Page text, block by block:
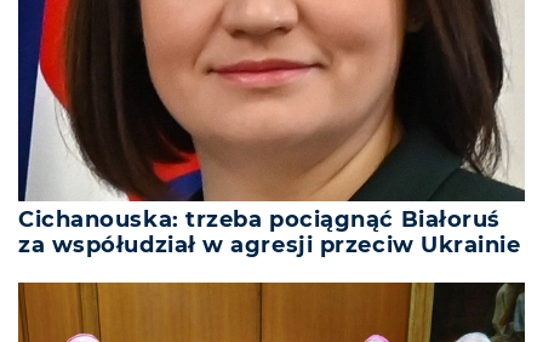
Cichanouska: trzeba pociągnąć Białoruś
za współudział w agresji przeciw Ukrainie